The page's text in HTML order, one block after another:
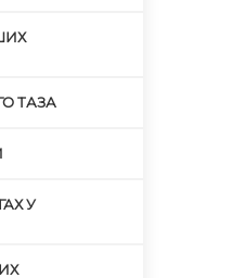
ТАЗА
У